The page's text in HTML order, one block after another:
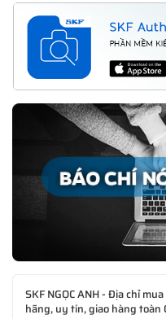
SKF NGỌC ANH - Địa chỉ
hãng, uy tín, giao hàng toàn